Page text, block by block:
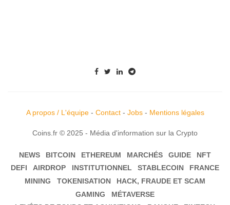
A propos / L'équipe- Contact- Jobs- Mentions légales
Coins.fr © 2025 - Média d'information sur la Crypto
NEWS BITCOIN ETHEREUM MARCHÉS GUIDE
NFT
DEFI
AIRDROP INSTITUTIONNEL STABLECOIN
FRANCE
MINING
TOKENISATION
HACK, FRAUDE ET SCAM
GAMING
MÉTAVERSE